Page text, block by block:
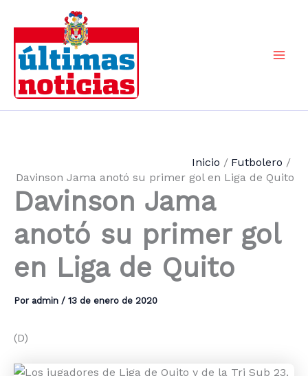
contenido
Inicio
Futbolero
Davinson Jama anotó su primer gol en Liga de Quito
Davinson Jama
anotó su primer gol
en Liga de Quito
Por admin / 13 de enero de 2020
(D)